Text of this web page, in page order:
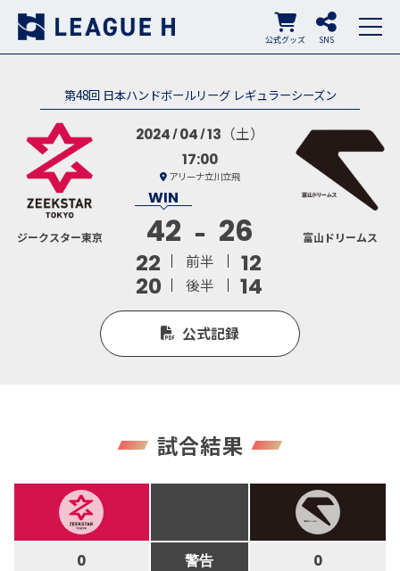
SNS
公式グッズ
第48回 日本ハンドボールリーグ レギュラーシーズン
ジークスター東京
2024 04 13 （土）
17:00
アリーナ立川立飛
42 26
22 前半
12
20
後半 14
富山ドリームス
公式記録
試合結果
0 警告 0